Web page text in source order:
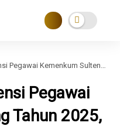
Tahun 2025, Dorong Peningkatan Profesionalisme ASN
Pegawai
Tahun 2025,